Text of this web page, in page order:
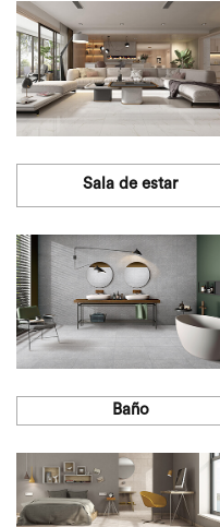
Sala de estar
Baño